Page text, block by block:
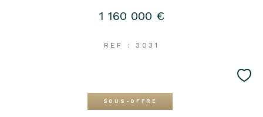
1 160 000 €
REF : 3031
SOUS-OFFRE